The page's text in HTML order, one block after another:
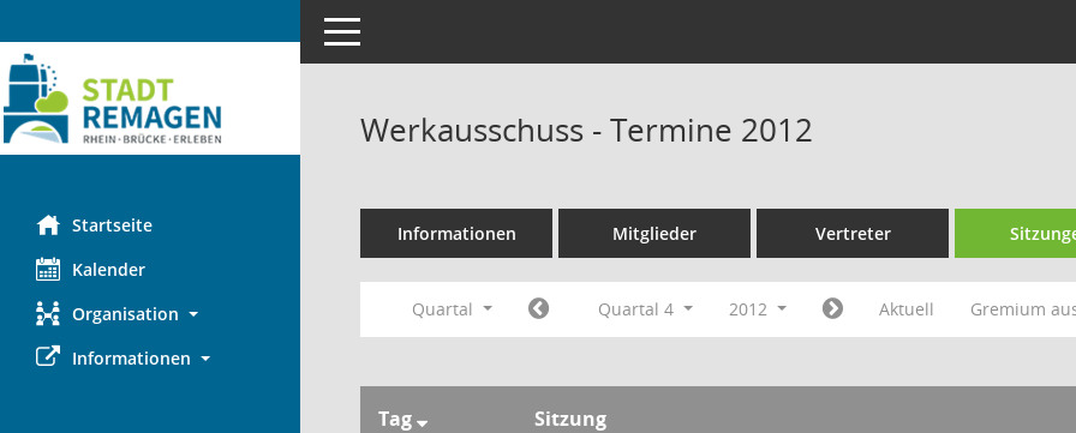
Startseite
Kalender
Organisation
Informationen
Toggle navigation
Werkausschuss - Termine 2012
Informationen Mitglieder Vertreter
Quartal Quartal 4 2012 Aktuell Gremium
Tag Sitzung